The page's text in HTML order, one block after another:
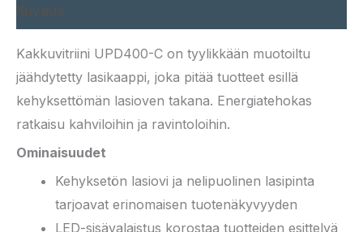
Kakkuvitriini UPD400-C on tyylikkään muotoiltu
jäähdytetty lasikaappi, joka pitää tuotteet esillä
kehyksettömän lasioven takana. Energiatehokas
ratkaisu kahviloihin ja ravintoloihin.
Ominaisuudet
Kehyksetön lasiovi ja nelipuolinen lasipinta
tarjoavat erinomaisen tuotenäkyvyyden
LED-sisävalaistus korostaa tuotteiden esittelyä